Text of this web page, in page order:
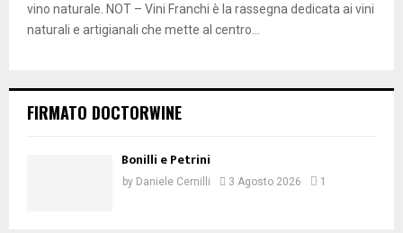
vino naturale. NOT – Vini Franchi è la rassegna dedicata ai vini
naturali e artigianali che mette al centro...
FIRMATO DOCTORWINE
Bonilli e Petrini
by Daniele Cernilli 3 Agosto 2026 1